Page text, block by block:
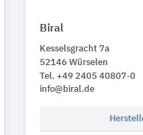
Biral
Kesselsgracht 7a
52146 Würselen
Tel. +49 2405 40807-0
info@biral.de